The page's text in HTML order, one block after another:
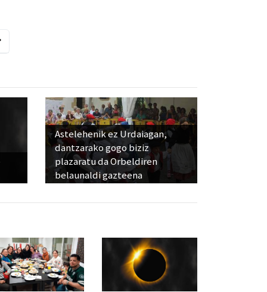
Astelehenik ez Urdaiagan,
dantzarako gogo biziz
plazaratu da Orbeldiren
belaunaldi gazteena